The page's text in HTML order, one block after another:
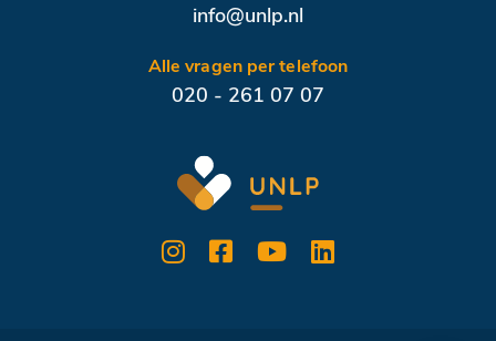
info@unlp.nl
Alle vragen per telefoon
020 - 261 07 07